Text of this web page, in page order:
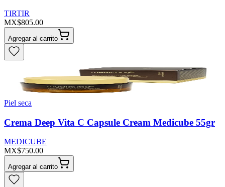
TIRTIR
MX$805.00
Agregar al carrito
Piel seca
Crema Deep Vita C Capsule Cream Medicube 55gr
MEDICUBE
MX$750.00
Agregar al carrito